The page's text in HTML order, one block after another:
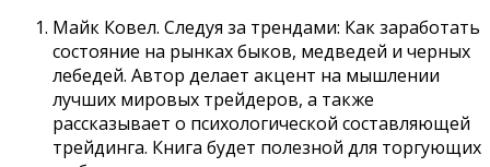
Майк Ковел. Следуя за трендами: Как заработать
состояние на рынках быков, медведей и черных
лебедей. Автор делает акцент на мышлении
лучших мировых трейдеров, а также
рассказывает о психологической составляющей
трейдинга. Книга будет полезной для торгующих